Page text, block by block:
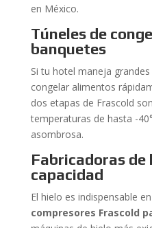
en México.
Túneles de
banquetes
Si tu hotel maneja
congelar alimentos
dos etapas de Frascold
temperaturas de hasta -
asombrosa.
Fabricadoras de
capacidad
El hielo es indispensable
compresores Frascold